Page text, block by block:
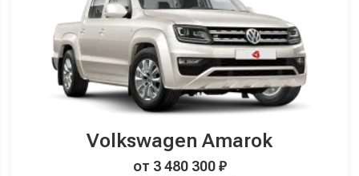
Volkswagen Amarok
от 3 480 300 ₽